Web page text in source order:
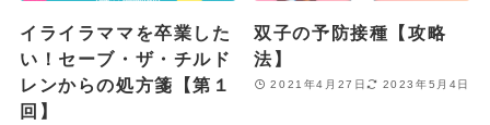
イライラママを卒業した
い！セーブ・ザ・チルド
レンからの処方箋【第１
回】
双子の予防接種【攻略
法】
2021年4月27日 2023年5月4日